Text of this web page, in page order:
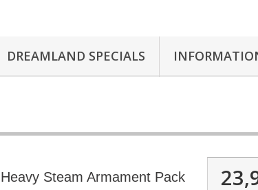
DREAMLAND SPECIALS
Heavy Steam Armament Pack